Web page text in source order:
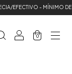
EFECTIVO - MÍNIMO
0